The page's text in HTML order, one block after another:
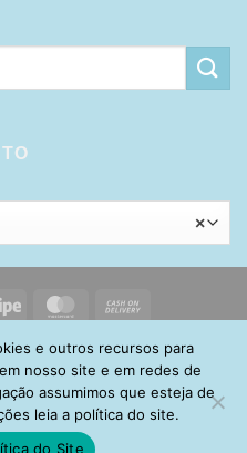
×
Stripe MasterCard
Delivery
PRIVACIDADE
ENTREGA
FAQ
CARRINHO
e outros recursos para
nosso site e em redes de
assumimos que esteja de
leia a política do site.
do Site